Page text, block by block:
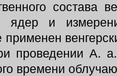
состава
ядер и
применен
проведении А.
времени